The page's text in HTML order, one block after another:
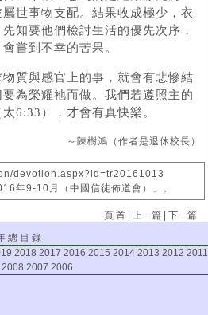
世事物支配。結果收成極少，衣
知要他們檢討生活的優先次序，
嘗到不幸的苦果。
質與感官上的事，就會有悲慘結
為榮耀祂而做。我們若遵照主的
6:33），才會有真快樂。
～陳樹鴻（作者是退休校長）
devotion.aspx?id=tr20161013
年9-10月（中國信徒佈道會）」。
頁 首 |上一篇 |下一篇
總 目 錄
2018 2017 2016 2015 2014 2013 2012 2011
2008 2007 2006